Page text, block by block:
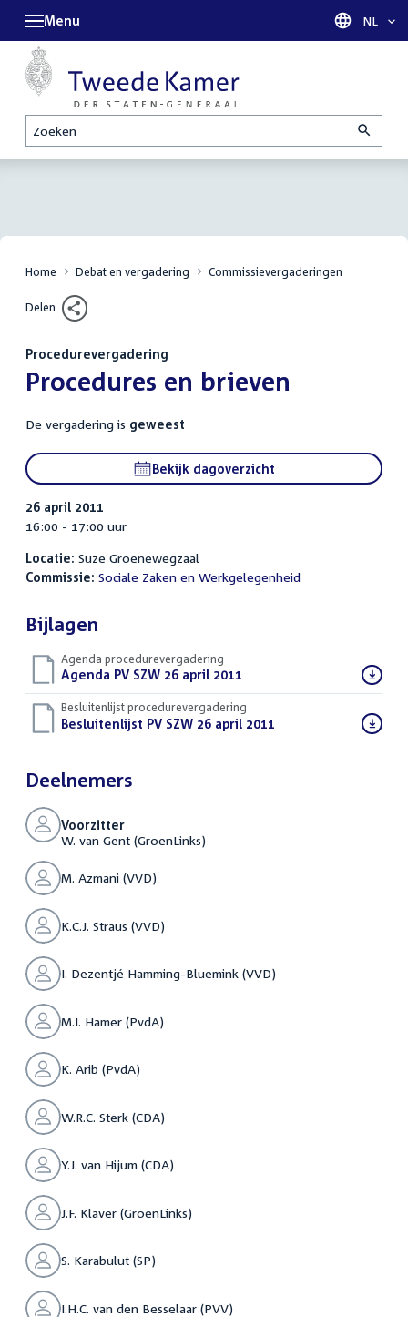
Zoeken
Menu Taal
NL
Home Debat en vergadering Commissievergaderingen
Delen
Procedurevergadering
:Procedures en brieven
De vergadering is geweest
Bekijk dagoverzicht
26 april 2011
16:00 - 17:00 uur
Locatie: Suze Groenewegzaal
Commissie: Sociale Zaken en Werkgelegenheid
Bijlagen
Agenda procedurevergadering
Download
bestand:
Agenda PV SZW 26 april 2011
Besluitenlijst procedurevergadering
Download
Besluitenlijst PV SZW 26 april 2011
Deelnemers
Voorzitter
W. van Gent (GroenLinks)
M. Azmani (VVD)
K.C.J. Straus (VVD)
I. Dezentjé Hamming-Bluemink (VVD)
M.I. Hamer (PvdA)
K. Arib (PvdA)
W.R.C. Sterk (CDA)
Y.J. van Hijum (CDA)
J.F. Klaver (GroenLinks)
S. Karabulut (SP)
I.H.C. van den Besselaar (PVV)